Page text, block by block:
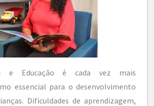
e Educação é cada vez mais
essencial para o desenvolvimento
Dificuldades de aprendizagem,